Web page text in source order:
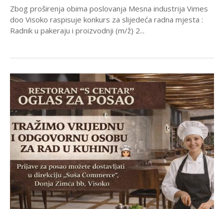
Zbog proširenja obima poslovanja Mesna industrija Vimes
doo Visoko raspisuje konkurs za slijedeća radna mjesta :
Radnik u pakeraju i proizvodnji (m/ž) 2...